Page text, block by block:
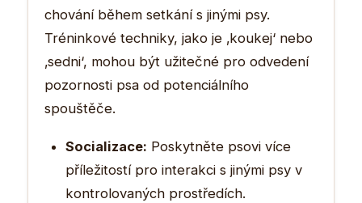
chování během setkání s jinými psy.
Tréninkové techniky, jako je ‚koukej‘ nebo
‚sedni‘, mohou být užitečné pro odvedení
pozornosti psa od potenciálního
spouštěče.
Socializace: Poskytněte psovi více
příležitostí pro interakci s jinými psy v
kontrolovaných prostředích.